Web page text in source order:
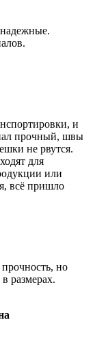
и
прочный, швы
не рвутся.
для
или
всё пришло
но
размерах.